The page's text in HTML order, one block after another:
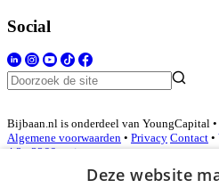
Social
Bijbaan.nl is onderdeel van YoungCapital
Algemene voorwaarden • Privacy Contact •
4.3 - 3366 reviews
Deze website